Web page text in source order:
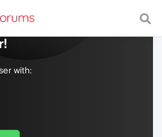
with a fast and
with: